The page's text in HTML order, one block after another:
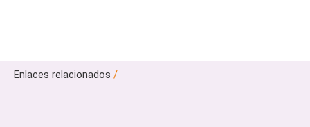
Enlaces relacionados /